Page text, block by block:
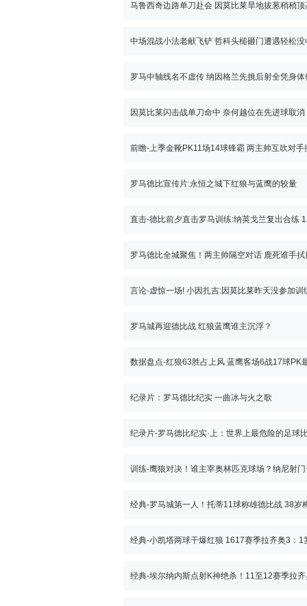
马鲁西奇边路单刀赴会 因莫比莱旱地拔葱稍稍顶
中场混战小法老献飞铲 哲科头槌砸门遭遇轻松没
罗马中轴线名不虚传 纳因格兰先挑后射全凭身体
因莫比莱闪击战单刀命中 奈何越位在先进球取消
前瞻-上季金靴PK11场14球锋霸 两主帅互吹对手
罗马德比宣传片:永恒之城下红狼与蓝鹰的较量
罗马德比全城聚焦！两主帅隔空对话 鹿死谁手拭
罗马城再迎德比战 红狼蓝鹰谁主沉浮？
数据盘点-红狼63胜占上风 蓝鹰客场6战17球PK
纪录片：罗马德比纪实 一曲冰与火之歌
纪录片-罗马德比纪实·上：世界上最危险的足球
经典-小凯塔两球干爆红狼 1617赛季拉齐奥3：1